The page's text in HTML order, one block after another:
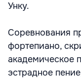
Унку.
Соревнования
фортепиано,
академическое
эстрадное